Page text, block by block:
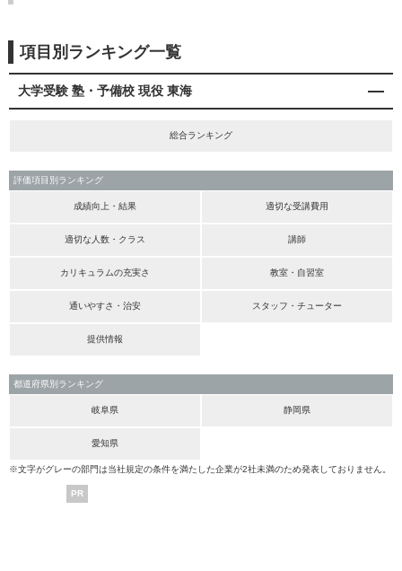
項目別ランキング一覧
大学受験 塾・予備校 現役 東海
総合ランキング
評価項目別ランキング
成績向上・結果 適切な受講費用
適切な人数・クラス 講師
カリキュラムの充実さ 教室・自習室
通いやすさ・治安 スタッフ・チューター
提供情報
都道府県別ランキング
岐阜県 静岡県
愛知県
※文字がグレーの部門は当社規定の条件を満たした企業が2社未満のため発表しておりません。
PR